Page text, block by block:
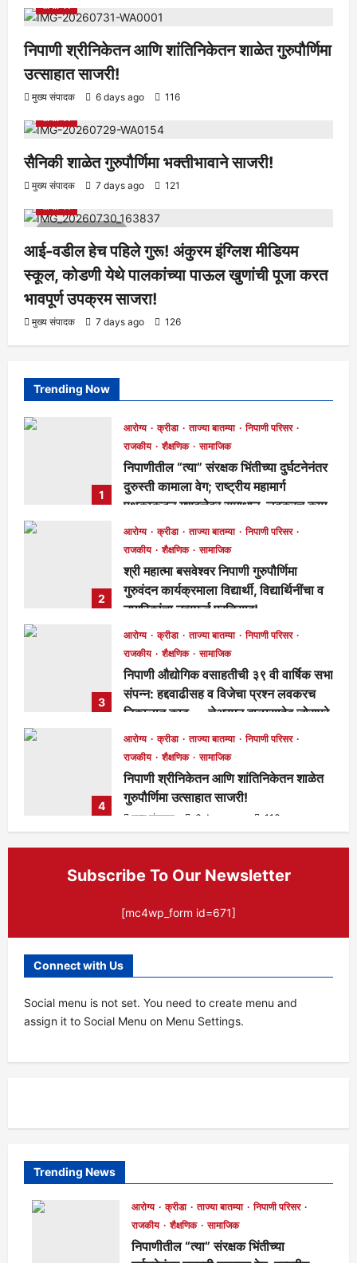
निपाणी श्रीनिकेतन आणि शांतिनिकेतन शाळेत गुरुपौर्णिमा
उत्साहात साजरी!
मुख्य संपादक 6 days ago 116
आरोग्य क्रीडा ताज्या बातम्या निपाणी परिसर
सैनिकी शाळेत गुरुपौर्णिमा भक्तीभावाने साजरी!
मुख्य संपादक 7 days ago 121
1 minute read
आरोग्य क्रीडा ताज्या बातम्या निपाणी परिसर
आई-वडील हेच पहिले गुरू! अंकुरम इंग्लिश मीडियम
स्कूल, कोडणी येथे पालकांच्या पाऊल खुणांची पूजा करत
भावपूर्ण उपक्रम साजरा!
मुख्य संपादक 7 days ago 126
Trending Now
1
आरोग्य क्रीडा ताज्या बातम्या
निपाणी परिसर
राजकीय
शैक्षणिक सामाजिक
निपाणीतील “त्या” संरक्षक भिंतीच्या दुर्घटनेनंतर
दुरुस्ती कामाला वेग; राष्ट्रीय महामार्ग
पथकाकडून गुणवत्तेवर समाधान, लवकरच काम
पूर्ण होणार!
मुख्य संपादक 1 day ago
2
आरोग्य क्रीडा ताज्या बातम्या
निपाणी परिसर
राजकीय
शैक्षणिक सामाजिक
श्री महात्मा बसवेश्वर निपाणी गुरुपौर्णिमा
गुरुवंदन कार्यक्रमाला विद्यार्थी, विद्यार्थिनींचा व
नागरिकांचा उत्स्फूर्त प्रतिसाद!
मुख्य संपादक 4 days ago 116
3
आरोग्य क्रीडा ताज्या बातम्या
निपाणी परिसर
राजकीय
शैक्षणिक सामाजिक
निपाणी औद्योगिक वसाहतीची ३९ वी वार्षिक सभा
संपन्न: हद्दवाढीसह व विजेचा प्रश्न लवकरच
निकालात काढू — चेअरमन बाळासाहेब जोरापुरे
मुख्य संपादक 4 days ago 168
4
आरोग्य क्रीडा ताज्या बातम्या
निपाणी परिसर
राजकीय
शैक्षणिक सामाजिक
निपाणी श्रीनिकेतन आणि शांतिनिकेतन शाळेत
गुरुपौर्णिमा उत्साहात साजरी!
मुख्य संपादक 6 days ago 116
Subscribe To Our Newsletter
[mc4wp_form id=671]
Connect with Us
Social menu is not set. You need to create menu and
assign it to Social Menu on Menu Settings.
Trending News
आरोग्य क्रीडा ताज्या बातम्या
निपाणी परिसर
राजकीय
शैक्षणिक सामाजिक
निपाणीतील “त्या” संरक्षक भिंतीच्या